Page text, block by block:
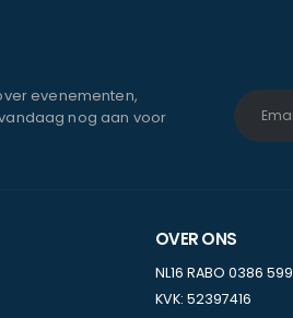
evenementen,
nog aan voor
OVER ONS
NL16 RABO 0386
KVK: 52397416